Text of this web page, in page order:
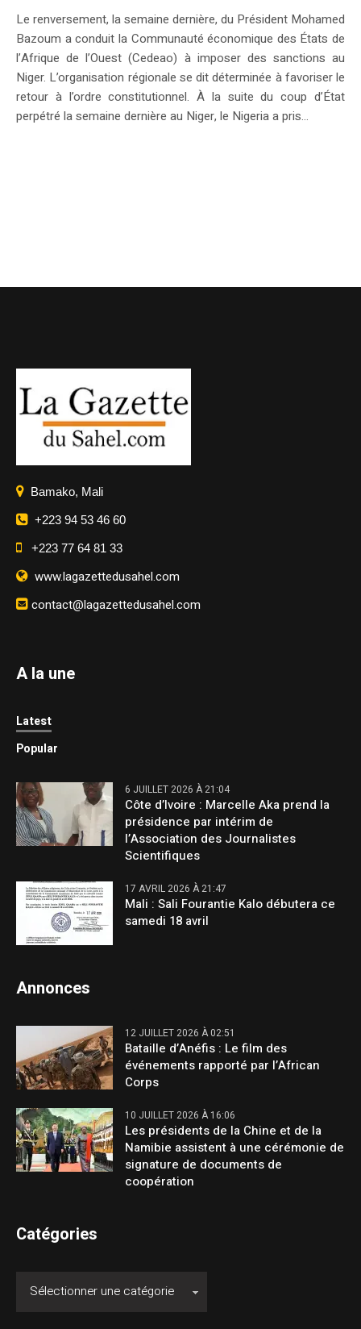
Le renversement, la semaine dernière, du Président Mohamed
Bazoum a conduit la Communauté économique des États de
l’Afrique de l’Ouest (Cedeao) à imposer des sanctions au
Niger. L’organisation régionale se dit déterminée à favoriser le
retour à l’ordre constitutionnel. À la suite du coup d’État
perpétré la semaine dernière au Niger, le Nigeria a pris...
Bamako, Mali
+223 94 53 46 60
+223 77 64 81 33
www.lagazettedusahel.com
contact@lagazettedusahel.com
A la une
Latest
Popular
6 JUILLET 2026 À 21:04
Côte d’Ivoire : Marcelle Aka prend la
présidence par intérim de
l’Association des Journalistes
Scientifiques
17 AVRIL 2026 À 21:47
Mali : Sali Fourantie Kalo débutera ce
samedi 18 avril
Annonces
12 JUILLET 2026 À 02:51
Bataille d’Anéfis : Le film des
événements rapporté par l’African
Corps
10 JUILLET 2026 À 16:06
Les présidents de la Chine et de la
Namibie assistent à une cérémonie de
signature de documents de
coopération
Catégories